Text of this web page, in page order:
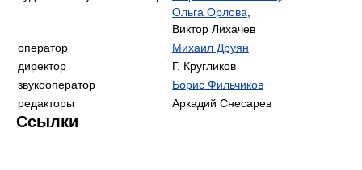
Ольга Орлова
Виктор Лихачев
оператор
Михаил Друян
директор
Г. Кругликов
звукооператор
Борис Фильчиков
редакторы
Аркадий Снесарев
Ссылки